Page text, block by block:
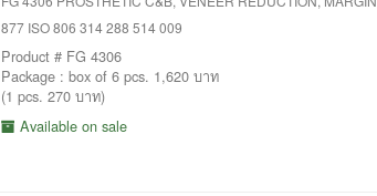
877 ISO 806 314 288 514 009
Product # FG 4306
Package : box of 6 pcs. 1,620 บาท
(1 pcs. 270 บาท)
Available on sale